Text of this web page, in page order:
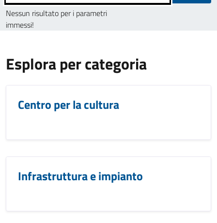
Nessun risultato per i parametri
immessi!
Esplora per categoria
Centro per la cultura
Infrastruttura e impianto